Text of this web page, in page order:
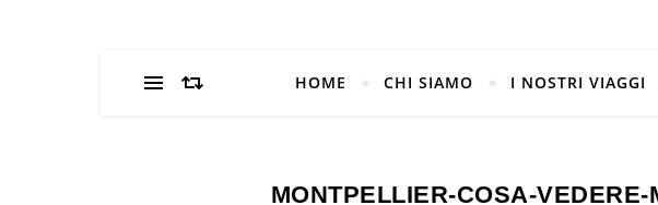
HOME CHI SIAMO I NOSTRI VIAGGI
MONTPELLIER-COSA-